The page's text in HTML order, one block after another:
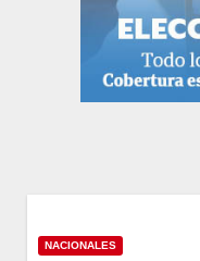
NACIONALES